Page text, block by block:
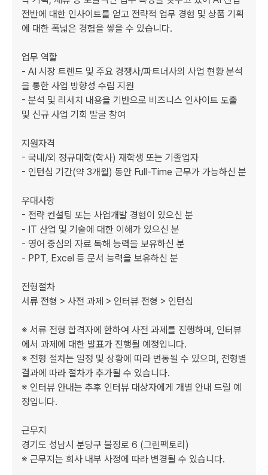
전반에 대한 인사이트를 얻고 전략적 업무 경험 및 상품 기획
에 대한 폭넓은 경험을 쌓을 수 있습니다.
업무 역할
- AI 시장 트렌드 및 주요 경쟁사/파트너사의 사업 현황 분석
을 통한 사업 방향성 수립 지원
- 분석 및 리서치 내용을 기반으로 비즈니스 인사이트 도출
및 신규 사업 기회 발굴 참여
지원자격
- 국내/외 정규대학(학사) 재학생 또는 기졸업자
- 인턴십 기간(약 3개월) 동안 Full-Time 근무가 가능하신 분
우대사항
- 전략 컨설팅 또는 사업개발 경험이 있으신 분
- IT 산업 및 기술에 대한 이해가 있으신 분
- 영어 중심의 자료 독해 능력을 보유하신 분
- PPT, Excel 등 문서 능력을 보유하신 분
전형절차
서류 전형 > 사전 과제 > 인터뷰 전형 > 인턴십
※ 서류 전형 합격자에 한하여 사전 과제를 진행하며, 인터뷰
에서 과제에 대한 발표가 진행될 예정입니다.
※ 전형 절차는 일정 및 상황에 따라 변동될 수 있으며, 전형별
결과에 따라 절차가 추가될 수 있습니다.
※ 인터뷰 안내는 추후 인터뷰 대상자에게 개별 안내 드릴 예
정입니다.
근무지
경기도 성남시 분당구 불정로 6 (그린팩토리)
※ 근무지는 회사 내부 사정에 따라 변경될 수 있습니다.